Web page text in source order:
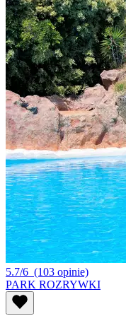
5.7/6 (103 opinie)
PARK ROZRYWKI